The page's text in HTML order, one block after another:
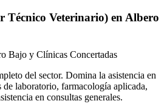
Técnico Veterinario) en Albero
Bajo y Clínicas Concertadas
del sector. Domina la asistencia en
laboratorio, farmacología aplicada,
en consultas generales.